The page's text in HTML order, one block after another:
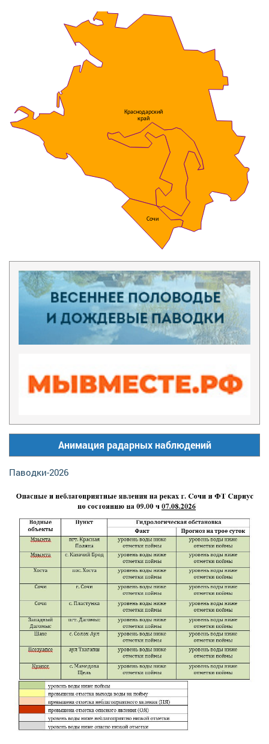
Краснодарский
край
Сочи
Анимация радарных наблюдений
Паводки-2026